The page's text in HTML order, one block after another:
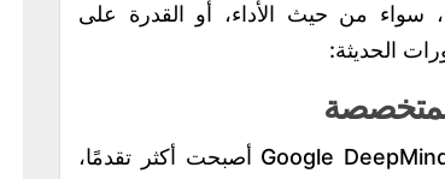
سواء من حيث الأداء، أو القدرة على
الحديثة:
من Google DeepMind أصبحت أكثر تقدمًا،